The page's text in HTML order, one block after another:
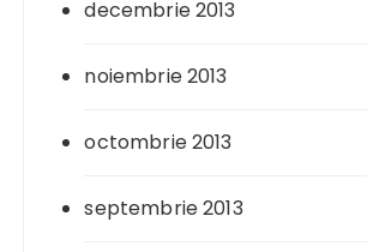
decembrie 2013
noiembrie 2013
octombrie 2013
septembrie 2013